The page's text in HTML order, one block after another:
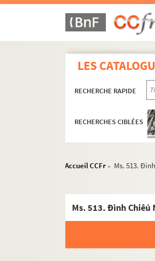
LES
RECHERCHE RAPIDE
RECHERCHES CIBLÉES
Accueil CCFr > Ms. 513.
Ms. 513. Ðình Chiêủ
Œuvres d'auteurs de